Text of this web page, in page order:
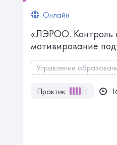
Онлайн
«ЛЭРОО. Контроль
мотивирование
Управление
Практик